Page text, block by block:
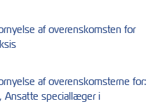
af overenskomsten for
af overenskomsterne for:
Ansatte speciallæger i